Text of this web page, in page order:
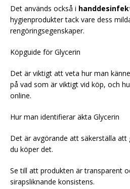
Det används också i
hygienprodukter tack vare dess
rengöringsegenskaper.
Köpguide för Glycerin
Det är viktigt att veta hur man
på vad som är viktigt vid köp, och
online.
Hur man identifierar äkta Glycerin
Det är avgörande att säkerställa
du köper det.
Se till att produkten är transparent
sirapsliknande konsistens.